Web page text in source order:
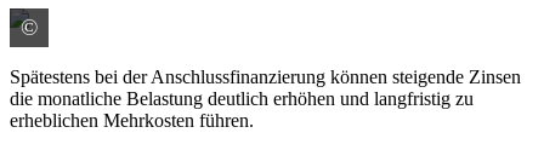
©
Spätestens bei der Anschlussfinanzierung können steigende Zinsen
die monatliche Belastung deutlich erhöhen und langfristig zu
erheblichen Mehrkosten führen.